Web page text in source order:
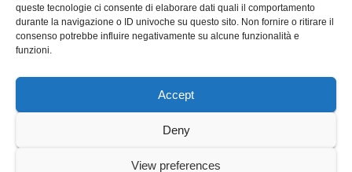
queste tecnologie ci consente di elaborare dati quali il comportamento
durante la navigazione o ID univoche su questo sito. Non fornire o ritirare il
consenso potrebbe influire negativamente su alcune funzionalità e
funzioni.
Accept
Deny
View preferences
Proudly powered by WordPress|Tema: Newspaperex di
Scienza studio specialistico bracciano